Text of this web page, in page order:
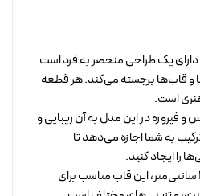
یک طراحی منحصر به فرد است
و قاب‌ها برجسته می‌کند. هر قطعه
است.
و فیروزه در این مدل به آن زیبایی و
به شما اجازه می‌دهد تا
را ایجاد کنید.
با ابعاد 32*32 سانتی‌متر، این قاب مناسب برای